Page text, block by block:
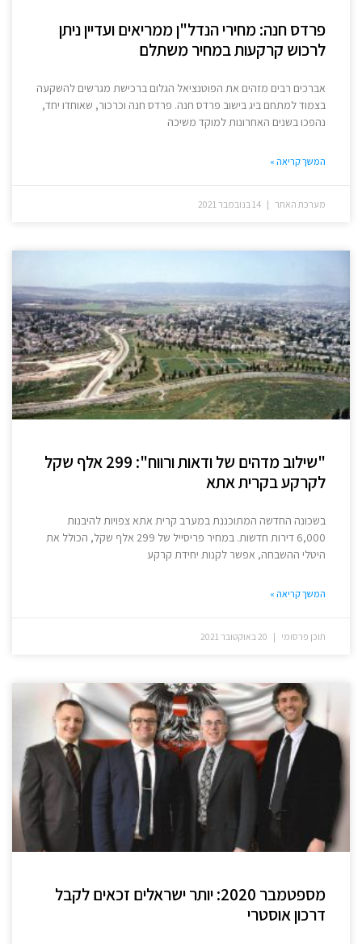
פרדס חנה: מחירי הנדל"ן ממריאים ועדיין ניתן
לרכוש קרקעות במחיר משתלם
אברכים רבים מזהים את הפוטנציאל הגלום ברכישת מגרשים להשקעה
בצמוד למתחם ביג בישוב פרדס חנה. פרדס חנה וכרכור, שאוחדו יחד,
נהפכו בשנים האחרונות למוקד משיכה
המשך קריאה »
מערכת האתר
"שילוב מדהים של ודאות ורווח": 299 אלף שקל
לקרקע בקרית אתא
בשכונה החדשה המתוכננת במערב קרית אתא צפויות להיבנות
6,000 דירות חדשות. במחיר פריסייל של 299 אלף שקל, הכולל את
היטלי ההשבחה, אפשר לקנות יחידת קרקע
המשך קריאה »
תוכן פרסומי
מספטמבר 2020: יותר ישראלים זכאים לקבל
דרכון אוסטרי